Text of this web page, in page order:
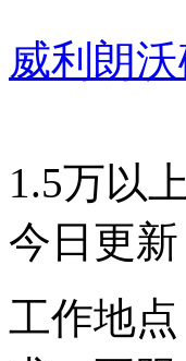
威利朗
1.5万以
今日更新
工作地点